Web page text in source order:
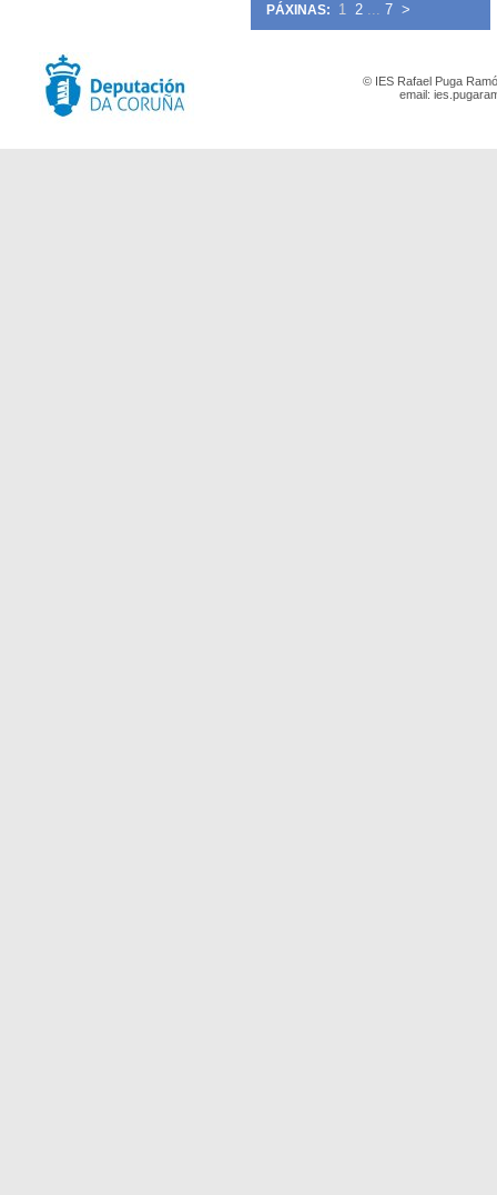
PÁXINAS: 1 2 ... 7 >
© IES Rafael Puga
email: